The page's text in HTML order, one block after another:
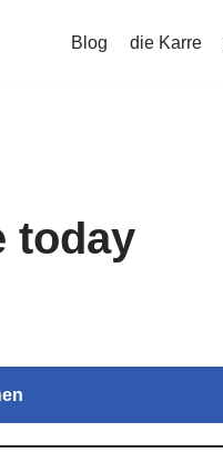
Blog die Karre
today